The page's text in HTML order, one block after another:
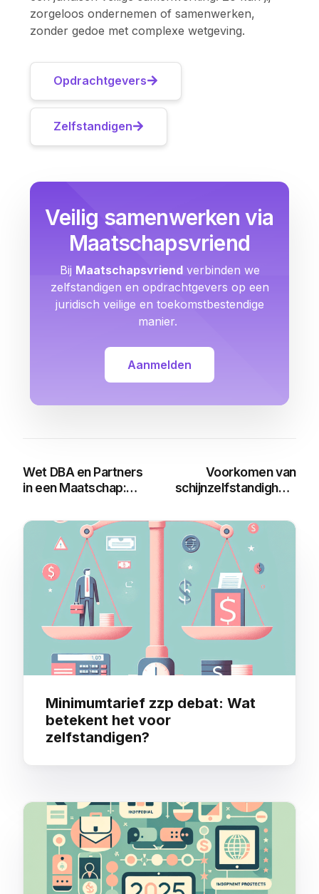
zorgeloos ondernemen of samenwerken,
zonder gedoe met complexe wetgeving.
Opdrachtgevers
Zelfstandigen
Veilig samenwerken via
Maatschapsvriend
Bij Maatschapsvriendverbinden we
zelfstandigen en opdrachtgevers op een
juridisch veilige en toekomstbestendige
manier.
Aanmelden
Wet DBA en Partners
in een Maatschap:
weten
Voorkomen van
schijnzelfstandigheid
You may also like
Minimumtarief zzp debat: Wat
betekent het voor
zelfstandigen?